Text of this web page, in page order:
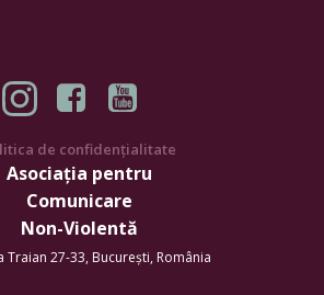
de confidențialitate
Asociația pentru
Comunicare
Non-Violentă
Traian 27-33, București, România